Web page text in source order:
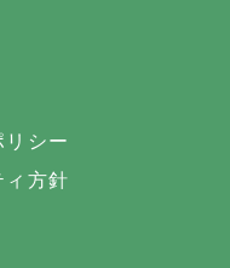
シー
ィ方針